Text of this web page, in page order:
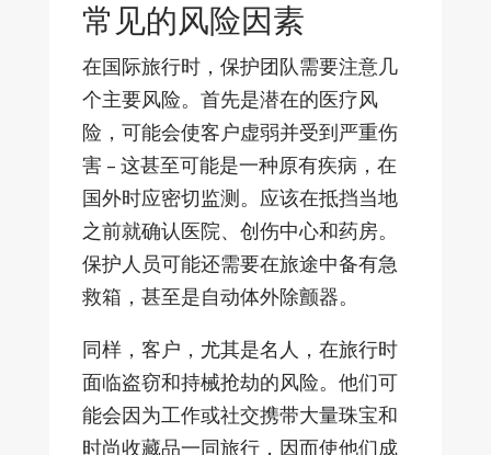
常见的风险因素
在国际旅行时，保护团队需要注意几
个主要风险。首先是潜在的医疗风
险，可能会使客户虚弱并受到严重伤
害 – 这甚至可能是一种原有疾病，在
国外时应密切监测。应该在抵挡当地
之前就确认医院、创伤中心和药房。
保护人员可能还需要在旅途中备有急
救箱，甚至是自动体外除颤器。
同样，客户，尤其是名人，在旅行时
面临盗窃和持械抢劫的风险。他们可
能会因为工作或社交携带大量珠宝和
时尚收藏品一同旅行，因而使他们成